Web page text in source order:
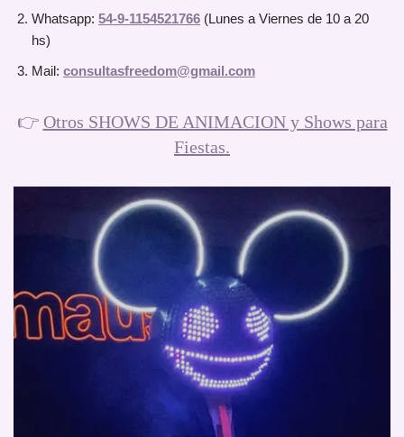
Whatsapp: 54-9-1154521766 (Lunes a Viernes de 10 a 20
hs)
Mail: consultasfreedom@gmail.com
👉 Otros SHOWS DE ANIMACION y Shows para
Fiestas.